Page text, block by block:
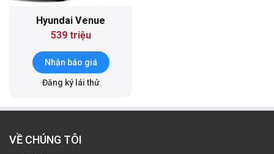
Hyundai Venue
539 triệu
Nhận báo giá
Đăng ký lái thử
VỀ CHÚNG TÔI